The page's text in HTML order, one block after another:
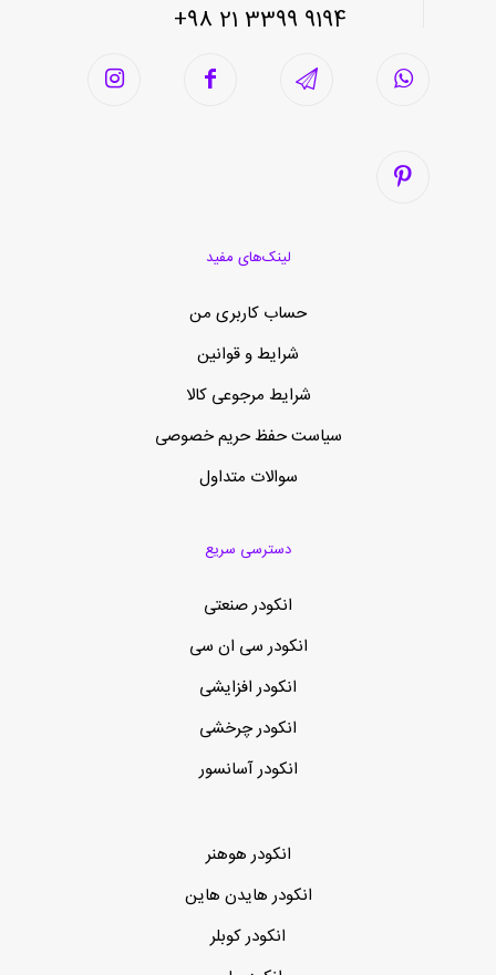
9194 3399 21 98+
لینک‌های مفید
حساب کاربری من
شرایط و قوانین
شرایط مرجوعی کالا
سیاست حفظ حریم خصوصی
سوالات متداول
دسترسی سریع
انکودر صنعتی
انکودر سی ان سی
انکودر افزایشی
انکودر چرخشی
انکودر آسانسور
انکودر هوهنر
انکودر هایدن هاین
انکودر کوبلر